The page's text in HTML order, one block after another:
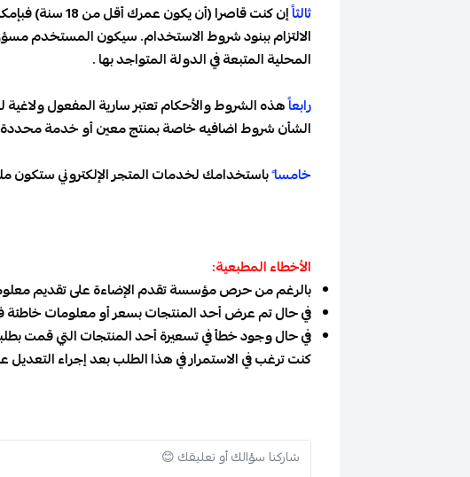
ثالثاً
إن كنت قاصرا
الالتزام ببنود شروط الاستخدام. سيكون المستخدم
المحلية المتبعة في الدولة المتواجد بها .
رابعاًهذه الشروط والأحكام تعتبر سارية المفعول
الشأن شروط اضافيه خاصة بمنتج معين أو خدمة
خامسا ًباستخدامك لخدمات المتجر الإلكتروني ستكون
الأخطاء المطبعية:
بالرغم من حرص مؤسسة تقدم الإضاءة على تقديم
في حال تم عرض أحد المنتجات بسعر أو معلومات خاطئة
في حال وجود خطأ في تسعيرة أحد المنتجات التي قمت
كنت ترغب في الاستمرار في هذا الطلب بعد إجراء